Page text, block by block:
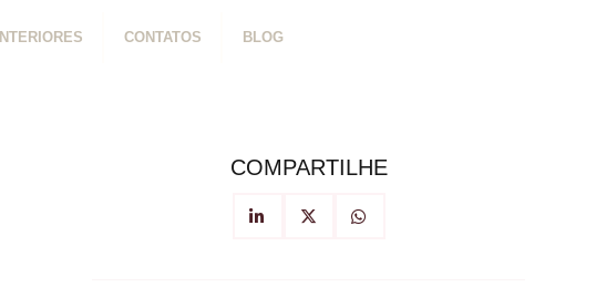
INTERIORES CONTATOS BLOG
COMPARTILHE